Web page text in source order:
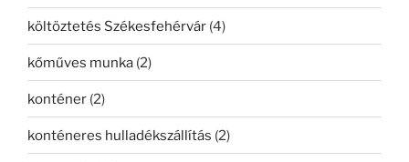
költöztetés Székesfehérvár (4)
kőműves munka (2)
konténer (2)
konténeres hulladékszállítás (2)